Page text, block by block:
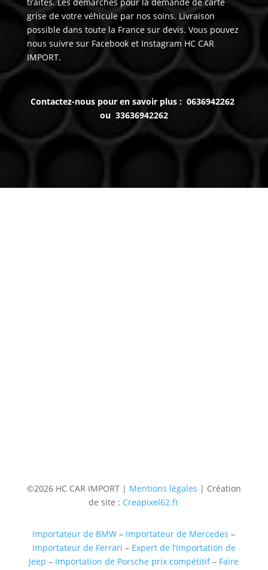
grise de votre véhicule par nos soins. Livraison
possible dans toute la France sur devis. Vous pouvez
nous suivre sur Facebook et Instagram HC CAR
IMPORT.
Contactez-nous pour en savoir plus : 0636942262
ou 33636942262
©2026 HC CAR IMPORT | Mentions légales | Création
de site : Creapixel62.fr
Importateur de BMW – Importateur de Mercedes –
Importateur de Ferrari – Expert de l’importation de
Jeep – Importation de Porsche prix compétitif– Faire